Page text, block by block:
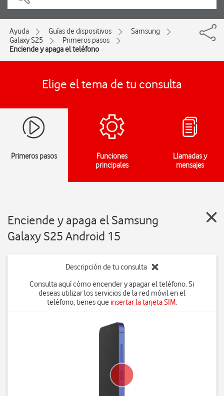
Ayuda Guías de dispositivos
Samsung
Galaxy S25
Primeros pasos
Enciende y apaga el teléfono
Elige el tema de tu consulta
Primeros pasos
Funciones
principales
Llamadas y
mensajes
Enciende y apaga el Samsung
Galaxy S25 Android 15
Descripción de tu consulta
Consulta aquí cómo encender y apagar el teléfono. Si
deseas utilizar los servicios de la red móvil en el
teléfono, tienes que insertar la tarjeta SIM.